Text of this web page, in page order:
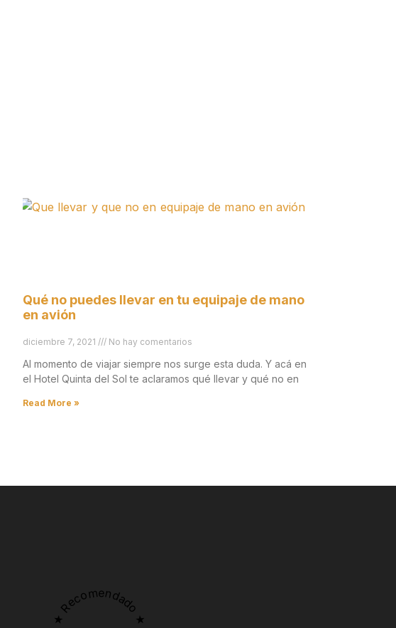
Qué no puedes llevar en tu equipaje de mano
en avión
diciembre 7, 2021 No hay comentarios
Al momento de viajar siempre nos surge esta duda. Y acá en
el Hotel Quinta del Sol te aclaramos qué llevar y qué no en
Read More »
★ Recomendado ★